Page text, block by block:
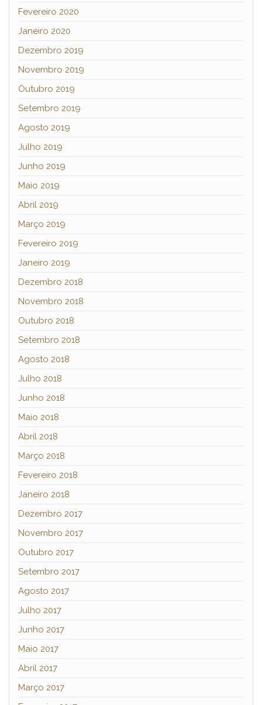
Fevereiro 2020
Janeiro 2020
Dezembro 2019
Novembro 2019
Outubro 2019
Setembro 2019
Agosto 2019
Julho 2019
Junho 2019
Maio 2019
Abril 2019
Março 2019
Fevereiro 2019
Janeiro 2019
Dezembro 2018
Novembro 2018
Outubro 2018
Setembro 2018
Agosto 2018
Julho 2018
Junho 2018
Maio 2018
Abril 2018
Março 2018
Fevereiro 2018
Janeiro 2018
Dezembro 2017
Novembro 2017
Outubro 2017
Setembro 2017
Agosto 2017
Julho 2017
Junho 2017
Maio 2017
Abril 2017
Março 2017